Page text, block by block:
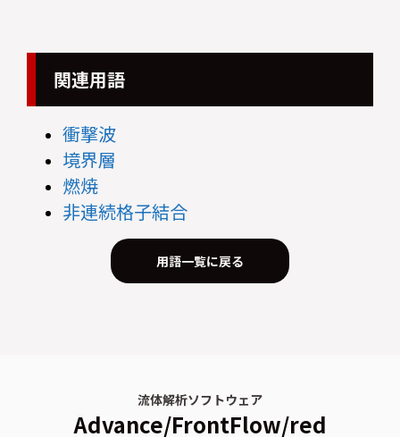
関連用語
衝撃波
境界層
燃焼
非連続格子結合
用語一覧に戻る
流体解析ソフトウェア
Advance/FrontFlow/red